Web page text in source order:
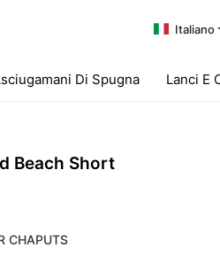
Italiano
Di Spugna Lanci E
Beach Short
CHAPUTS